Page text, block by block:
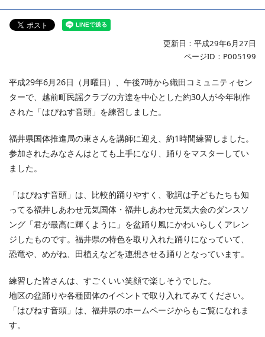
更新日：平成29年6月27日
ページID：P005199
平成29年6月26日（月曜日）、午後7時から織田コミュニティセン
ターで、越前町民謡クラブの方達を中心とした約30人が今年制作
された「はぴねす音頭」を練習しました。
福井県国体推進局の東さんを講師に迎え、約1時間練習しました。
参加されたみなさんはとても上手になり、踊りをマスターしてい
ました。
「はぴねす音頭」は、比較的踊りやすく、歌詞は子どもたちも知
ってる福井しあわせ元気国体・福井しあわせ元気大会のダンスソ
ング「君が最高に輝くように」を盆踊り風にかわいらしくアレン
ジしたものです。福井県の特色を取り入れた踊りになっていて、
恐竜や、めがね、田植えなどを連想させる踊りとなっています。
練習した皆さんは、すごくいい笑顔で楽しそうでした。
地区の盆踊りや各種団体のイベントで取り入れてみてください。
「はぴねす音頭」は、福井県のホームページからもご覧になれま
す。